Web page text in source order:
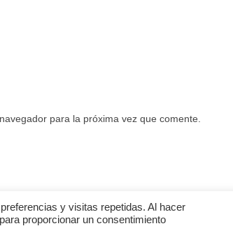
para la próxima vez que comente.
y visitas repetidas. Al hacer
proporcionar un consentimiento